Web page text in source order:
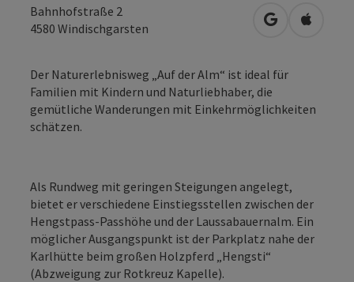
Bahnhofstraße 2
4580 Windischgarsten in Google
in
Der Naturerlebnisweg „Auf der Alm“ ist ideal für
Familien mit Kindern und Naturliebhaber, die
gemütliche Wanderungen mit Einkehrmöglichkeiten
schätzen.
Als Rundweg mit geringen Steigungen angelegt,
bietet er verschiedene Einstiegsstellen zwischen der
Hengstpass-Passhöhe und der Laussabauernalm. Ein
möglicher Ausgangspunkt ist der Parkplatz nahe der
Karlhütte beim großen Holzpferd „Hengsti“
(Abzweigung zur Rotkreuz Kapelle).